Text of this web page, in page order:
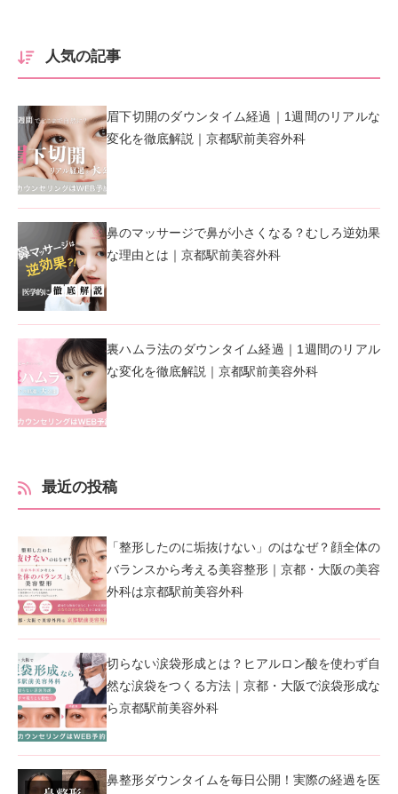
人気の記事
眉下切開のダウンタイム経過｜1週間のリアルな
変化を徹底解説｜京都駅前美容外科
鼻のマッサージで鼻が小さくなる？むしろ逆効果
な理由とは｜京都駅前美容外科
裏ハムラ法のダウンタイム経過｜1週間のリアル
な変化を徹底解説｜京都駅前美容外科
最近の投稿
「整形したのに垢抜けない」のはなぜ？顔全体の
バランスから考える美容整形｜京都・大阪の美容
外科は京都駅前美容外科
切らない涙袋形成とは？ヒアルロン酸を使わず自
然な涙袋をつくる方法｜京都・大阪で涙袋形成な
ら京都駅前美容外科
鼻整形ダウンタイムを毎日公開！実際の経過を医